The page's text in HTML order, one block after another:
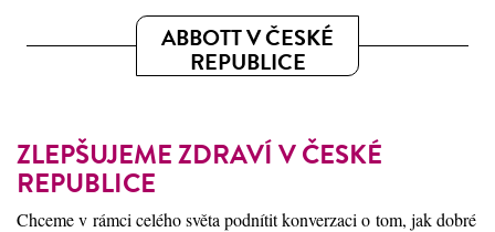
ABBOTT V ČESKÉ
REPUBLICE
ZLEPŠUJEME ZDRAVÍ V ČESKÉ
REPUBLICE
Chceme v rámci celého světa podnítit konverzaci o tom, jak dobré